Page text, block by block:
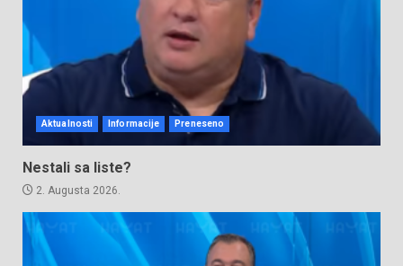
Aktualnosti Informacije Preneseno
Nestali sa liste?
2. Augusta 2026.